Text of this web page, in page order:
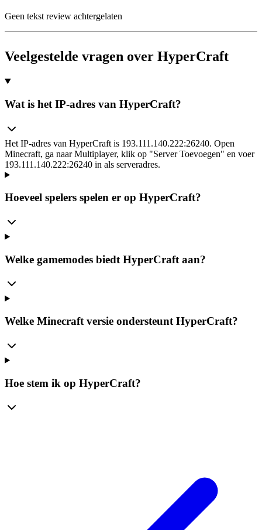
Geen tekst review achtergelaten
Veelgestelde vragen over HyperCraft
Wat is het IP-adres van HyperCraft?
Het IP-adres van HyperCraft is 193.111.140.222:26240. Open
Minecraft, ga naar Multiplayer, klik op "Server Toevoegen" en voer
193.111.140.222:26240 in als serveradres.
Hoeveel spelers spelen er op HyperCraft?
Welke gamemodes biedt HyperCraft aan?
Welke Minecraft versie ondersteunt HyperCraft?
Hoe stem ik op HyperCraft?